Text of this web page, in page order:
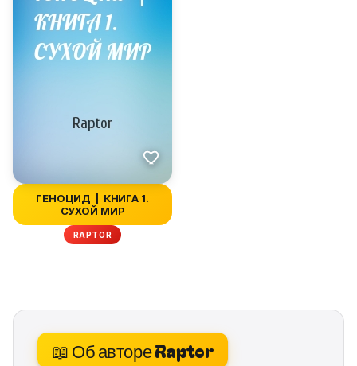
ГЕНОЦИД | КНИГА 1.
СУХОЙ МИР
RAPTOR
📖 Об авторе Raptor